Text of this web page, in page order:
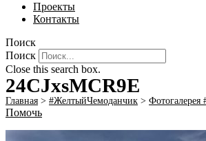
Проекты
Контакты
Поиск
Поиск
Close this search box.
24CJxsMCR9E
Главная > #ЖелтыйЧемоданчик >
Помочь